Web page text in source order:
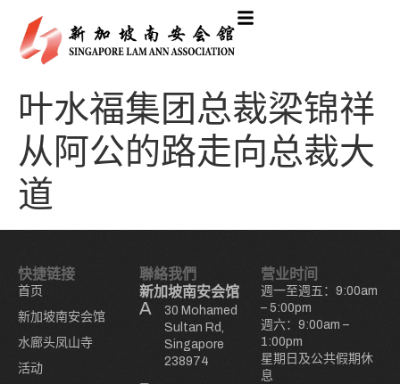
叶水福集团总裁梁锦祥
从阿公的路走向总裁大
道
快捷链接
首页
新加坡南安会馆
水廊头凤山寺
活动
聯絡我們
新加坡南安会馆
30 Mohamed
Sultan Rd,
Singapore
238974
营业时间
週一至週五：9:00am
– 5:00pm
週六：9:00am –
1:00pm
星期日及公共假期休
息